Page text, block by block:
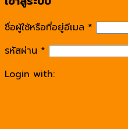
ชื่อผู้ใช้หรือที่อยู่อีเมล *
รหัสผ่าน *
Login with: